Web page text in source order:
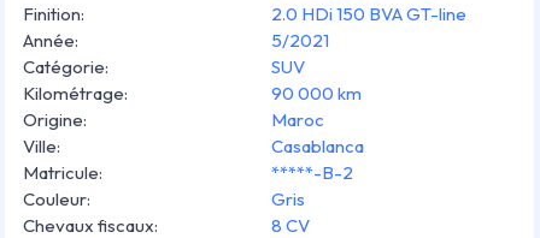
Finition:
2.0 HDi 150 BVA GT-line
Année:
5/2021
Catégorie:
SUV
Kilométrage:
90 000 km
Origine:
Maroc
Ville:
Casablanca
Matricule:
*****-B-2
Couleur:
Gris
Chevaux fiscaux:
8 CV